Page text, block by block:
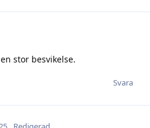
stor besvikelse.
Svara